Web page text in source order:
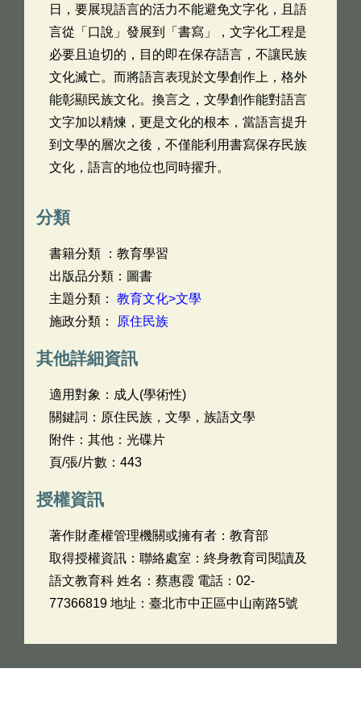
日，要展現語言的活力不能避免文字化，且語
言從「口說」發展到「書寫」，文字化工程是
必要且迫切的，目的即在保存語言，不讓民族
文化滅亡。而將語言表現於文學創作上，格外
能彰顯民族文化。換言之，文學創作能對語言
文字加以精煉，更是文化的根本，當語言提升
到文學的層次之後，不僅能利用書寫保存民族
文化，語言的地位也同時擢升。
分類
書籍分類 ：教育學習
出版品分類：圖書
主題分類： 教育文化>文學
施政分類： 原住民族
其他詳細資訊
適用對象：成人(學術性)
關鍵詞：原住民族，文學，族語文學
附件：其他：光碟片
頁/張/片數：443
授權資訊
著作財產權管理機關或擁有者：教育部
取得授權資訊：聯絡處室：終身教育司閱讀及
語文教育科 姓名：蔡惠霞 電話：02-
77366819 地址：臺北市中正區中山南路5號